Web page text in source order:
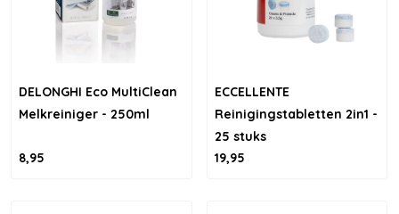
DELONGHI Eco MultiClean
Melkreiniger - 250ml
8,95
ECCELLENTE
Reinigingstabletten 2in1 -
25 stuks
19,95